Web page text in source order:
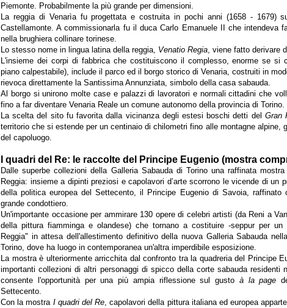
Piemonte. Probabilmente la più grande per dimensioni.
La reggia di Venarìa fu progettata e costruita in pochi anni (1658 - 1679)
Castellamonte. A commissionarla fu il duca Carlo Emanuele II che intendeva
nella brughiera collinare torinese.
Lo stesso nome in lingua latina della reggia, Venatio Regia, viene fatto derivare
L'insieme dei corpi di fabbrica che costituiscono il complesso, enorme se si
piano calpestabile), include il parco ed il borgo storico di Venaria, costruiti in
rievoca direttamente la Santissima Annunziata, simbolo della casa sabauda.
Al borgo si unirono molte case e palazzi di lavoratori e normali cittadini che
fino a far diventare Venaria Reale un comune autonomo della provincia di Torino.
La scelta del sito fu favorita dalla vicinanza degli estesi boschi detti del Gran
territorio che si estende per un centinaio di chilometri fino alle montagne alpine,
del capoluogo.
I quadri del Re: le raccolte del Principe Eugenio (mostra
Dalle superbe collezioni della Galleria Sabauda di Torino una raffinata
Reggia: insieme a dipinti preziosi e capolavori d’arte scorrono le vicende di un
della politica europea del Settecento, il Principe Eugenio di Savoia, raffinato
grande condottiero.
Un'importante occasione per ammirare 130 opere di celebri artisti (da Reni a
della pittura fiamminga e olandese) che tornano a costituire -seppur per un
Reggia" in attesa dell'allestimento definitivo della nuova Galleria Sabauda
Torino, dove ha luogo in contemporanea un'altra imperdibile esposizione.
La mostra è ulteriormente arricchita dal confronto tra la quadreria del Principe
importanti collezioni di altri personaggi di spicco della corte sabauda residenti
consente l'opportunità per una più ampia riflessione sul gusto à la page
Settecento.
Con la mostraI quadri del Re, capolavori della pittura italiana ed europea